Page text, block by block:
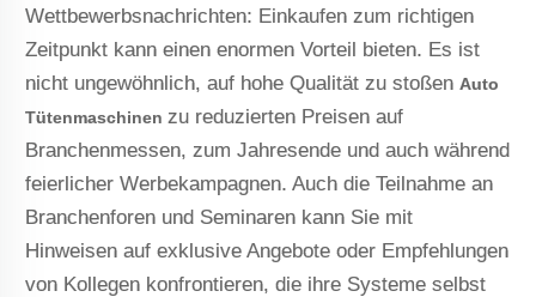
Wettbewerbsnachrichten: Einkaufen zum richtigen
Zeitpunkt kann einen enormen Vorteil bieten. Es ist
nicht ungewöhnlich, auf hohe Qualität zu stoßenAuto
Tütenmaschinenzu reduzierten Preisen auf
Branchenmessen, zum Jahresende und auch während
feierlicher Werbekampagnen. Auch die Teilnahme an
Branchenforen und Seminaren kann Sie mit
Hinweisen auf exklusive Angebote oder Empfehlungen
von Kollegen konfrontieren, die ihre Systeme selbst